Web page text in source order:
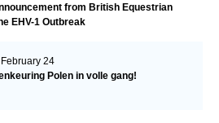
from British Equestrian
EHV-1 Outbreak
24
Polen in volle gang!